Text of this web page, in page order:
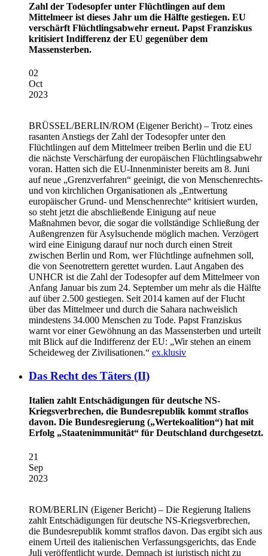
Zahl der Todesopfer unter Flüchtlingen auf dem
Mittelmeer ist dieses Jahr um die Hälfte gestiegen. EU
verschärft Flüchtlingsabwehr erneut. Papst Franziskus
kritisiert Indifferenz der EU gegenüber dem
Massensterben.
02
Oct
2023
BRÜSSEL/BERLIN/ROM (Eigener Bericht) – Trotz eines
rasanten Anstiegs der Zahl der Todesopfer unter den
Flüchtlingen auf dem Mittelmeer treiben Berlin und die EU
die nächste Verschärfung der europäischen Flüchtlingsabwehr
voran. Hatten sich die EU-Innenminister bereits am 8. Juni
auf neue „Grenzverfahren“ geeinigt, die von Menschenrechts-
und von kirchlichen Organisationen als „Entwertung
europäischer Grund- und Menschenrechte“ kritisiert wurden,
so steht jetzt die abschließende Einigung auf neue
Maßnahmen bevor, die sogar die vollständige Schließung der
Außengrenzen für Asylsuchende möglich machen. Verzögert
wird eine Einigung darauf nur noch durch einen Streit
zwischen Berlin und Rom, wer Flüchtlinge aufnehmen soll,
die von Seenotrettern gerettet wurden. Laut Angaben des
UNHCR ist die Zahl der Todesopfer auf dem Mittelmeer von
Anfang Januar bis zum 24. September um mehr als die Hälfte
auf über 2.500 gestiegen. Seit 2014 kamen auf der Flucht
über das Mittelmeer und durch die Sahara nachweislich
mindestens 34.000 Menschen zu Tode. Papst Franziskus
warnt vor einer Gewöhnung an das Massensterben und urteilt
mit Blick auf die Indifferenz der EU: „Wir stehen an einem
Scheideweg der Zivilisationen.“ ex.klusiv
Das Recht des Täters (II)
Italien zahlt Entschädigungen für deutsche NS-
Kriegsverbrechen, die Bundesrepublik kommt straflos
davon. Die Bundesregierung („Wertekoalition“) hat mit
Erfolg „Staatenimmunität“ für Deutschland durchgesetzt.
21
Sep
2023
ROM/BERLIN (Eigener Bericht) – Die Regierung Italiens
zahlt Entschädigungen für deutsche NS-Kriegsverbrechen,
die Bundesrepublik kommt straflos davon. Das ergibt sich aus
einem Urteil des italienischen Verfassungsgerichts, das Ende
Juli veröffentlicht wurde. Demnach ist juristisch nicht zu